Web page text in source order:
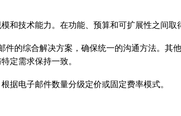
和技术能力。在功能、预算和可扩展性之间取
的综合解决方案，确保统一的沟通方法。其
定需求保持一致。
据电子邮件数量分级定价或固定费率模式。